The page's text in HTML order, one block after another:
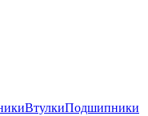
ВтулкиПодшипники